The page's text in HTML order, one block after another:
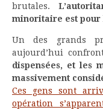
brutales.
minoritaire est pour
Un des grands
aujourd’hui
dispensées, et les
massivement
Ces gens sont
opération